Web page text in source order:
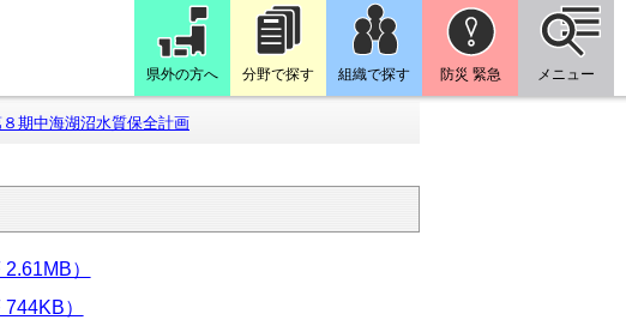
県外の方へ 分野で探す 組織で探す 防災 緊急 メニュー
期中海湖沼水質保全計画
）
）